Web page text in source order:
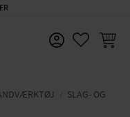
SLAG- OG